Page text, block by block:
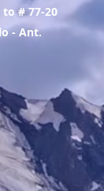
to # 77-20
- Ant.